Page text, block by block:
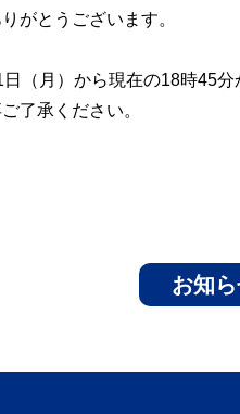
がとうございます。
（月）から現在の18時45
了承ください。
お知